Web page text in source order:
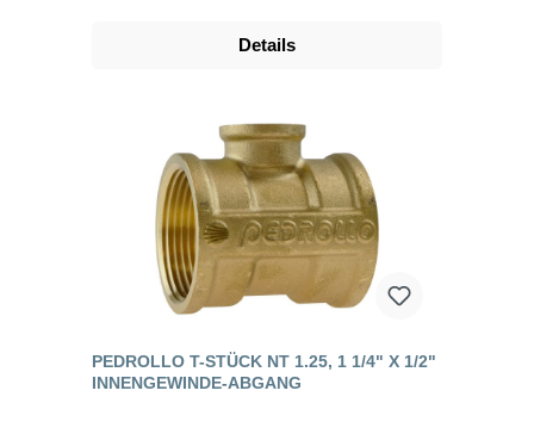
Details
PEDROLLO T-STÜCK NT 1.25, 1 1/4" X 1/2"
INNENGEWINDE-ABGANG